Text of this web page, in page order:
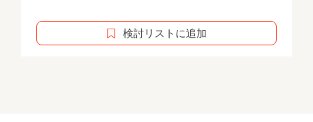
検討リストに追加